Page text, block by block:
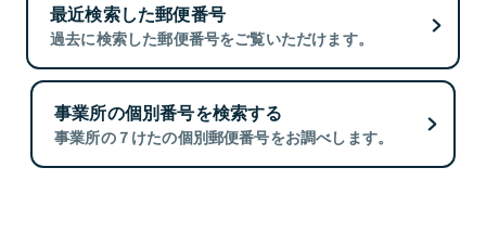
最近検索した郵便番号
過去に検索した郵便番号をご覧いただけます。
事業所の個別番号を検索する
事業所の７けたの個別郵便番号をお調べします。